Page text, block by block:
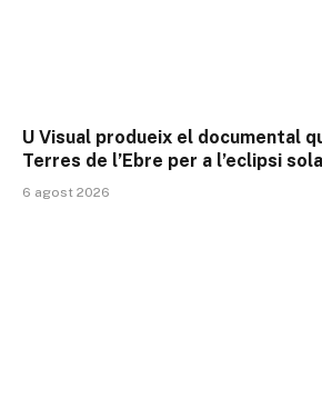
U Visual produeix el documental
Terres de l’Ebre per a l’eclipsi
6 agost 2026